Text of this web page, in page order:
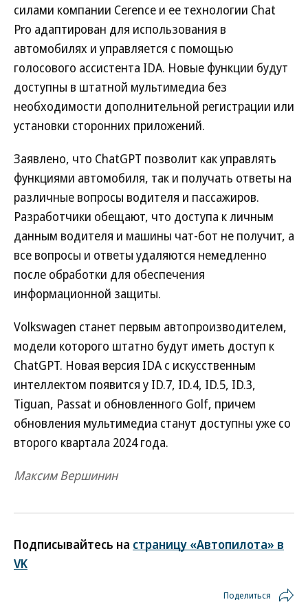
силами компании Cerence и ее технологии Chat
Pro адаптирован для использования в
автомобилях и управляется с помощью
голосового ассистента IDA. Новые функции будут
доступны в штатной мультимедиа без
необходимости дополнительной регистрации или
установки сторонних приложений.
Заявлено, что ChatGPT позволит как управлять
функциями автомобиля, так и получать ответы на
различные вопросы водителя и пассажиров.
Разработчики обещают, что доступа к личным
данным водителя и машины чат-бот не получит, а
все вопросы и ответы удаляются немедленно
после обработки для обеспечения
информационной защиты.
Volkswagen станет первым автопроизводителем,
модели которого штатно будут иметь доступ к
ChatGPT. Новая версия IDA с искусственным
интеллектом появится у ID.7, ID.4, ID.5, ID.3,
Tiguan, Passat и обновленного Golf, причем
обновления мультимедиа станут доступны уже со
второго квартала 2024 года.
Максим Вершинин
Подписывайтесь на страницу «Автопилота» в
VK
Поделиться